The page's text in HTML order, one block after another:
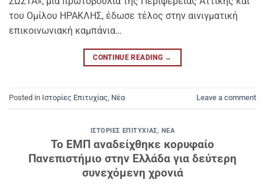
του Ομίλου ΗΡΑΚΛΗΣ, έδωσε τέλος στην αινιγματική
επικοινωνιακή καμπάνια…
CONTINUE READING →
Posted in Ιστορίες Επιτυχίας, Νέα Leave a comment
ΙΣΤΟΡΊΕΣ ΕΠΙΤΥΧΊΑΣ, ΝΈΑ
Το ΕΜΠ αναδείχθηκε κορυφαίο
Πανεπιστήμιο στην Ελλάδα για δεύτερη
συνεχόμενη χρονιά